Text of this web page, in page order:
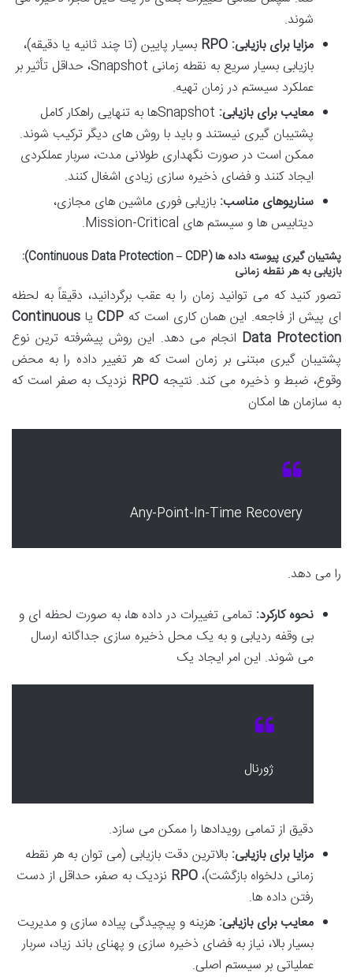
شوند.
مزایا برای بازیابی: RPO بسیار پایین (تا چند ثانیه یا دقیقه)،
بازیابی بسیار سریع به نقطه زمانی Snapshot، حداقل تأثیر بر
عملکرد سیستم در زمان تهیه.
معایب برای بازیابی:
Snapshotها به تنهایی راهکار کامل
پشتیبان گیری نیستند و باید با روش های دیگر ترکیب شوند.
ممکن است در صورت نگهداری طولانی مدت، سربار عملکردی
ایجاد کنند و فضای ذخیره سازی زیادی اشغال کنند.
سناریوهای مناسب: بازیابی فوری ماشین های مجازی،
دیتابیس ها و سیستم های Mission-Critical.
پشتیبان گیری پیوسته داده ها (Continuous Data Protection – CDP):
بازیابی به هر نقطه زمانی
تصور کنید که می توانید زمان را به عقب برگردانید، دقیقاً به لحظه
ای پیش از فاجعه. این همان کاری است که CDPیا Continuous
Data Protection انجام می دهد. این روش پیشرفته ترین نوع
پشتیبان گیری مبتنی بر زمان است که هر تغییر داده را به محض
وقوع، ضبط و ذخیره می کند. نتیجهRPO نزدیک به صفر است که
به سازمان ها امکان
Any-Point-In-Time Recovery
را می دهد.
نحوه کارکرد: تمامی تغییرات در داده ها، به صورت لحظه ای و
بی وقفه ردیابی و به یک محل ذخیره سازی جداگانه ارسال
می شوند. این امر ایجاد یک
ژورنال
دقیق از تمامی رویدادها را ممکن می سازد.
مزایا برای بازیابی: بالاترین دقت بازیابی (می توان به هر نقطه
زمانی دلخواه بازگشت)، RPO نزدیک به صفر، حداقل از دست
رفتن داده ها.
معایب برای بازیابی: هزینه و پیچیدگی پیاده سازی و مدیریت
بسیار بالا، نیاز به فضای ذخیره سازی و پهنای باند زیاد، سربار
عملیاتی بر سیستم اصلی.